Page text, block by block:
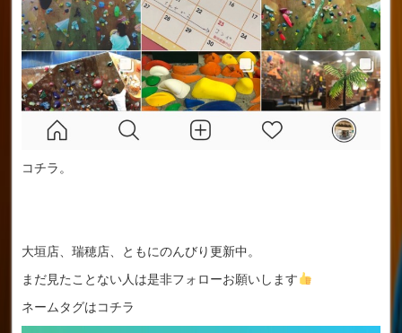
コチラ。
大垣店、瑞穂店、ともにのんびり更新中。
まだ見たことない人は是非フォローお願いします
ネームタグはコチラ